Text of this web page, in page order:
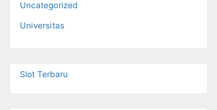
Uncategorized
Universitas
Slot Terbaru